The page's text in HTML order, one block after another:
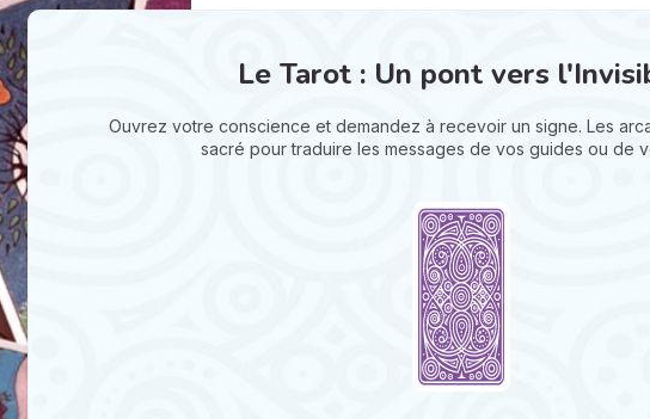
Le Tarot : Un pont vers
Ouvrez votre conscience et demandez à recevoir un signe. Les
sacré pour traduire les messages de vos guides ou de